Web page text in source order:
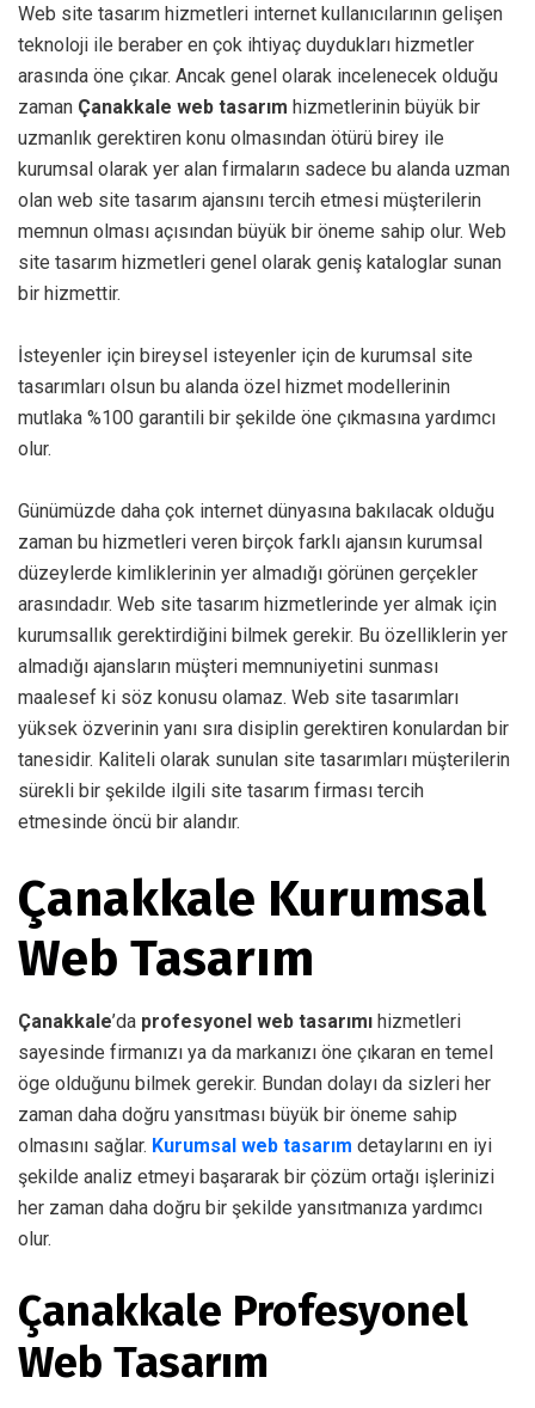
Web site tasarım hizmetleri internet kullanıcılarının gelişen
teknoloji ile beraber en çok ihtiyaç duydukları hizmetler
arasında öne çıkar. Ancak genel olarak incelenecek olduğu
zaman Çanakkale web tasarım hizmetlerinin büyük bir
uzmanlık gerektiren konu olmasından ötürü birey ile
kurumsal olarak yer alan firmaların sadece bu alanda uzman
olan web site tasarım ajansını tercih etmesi müşterilerin
memnun olması açısından büyük bir öneme sahip olur. Web
site tasarım hizmetleri genel olarak geniş kataloglar sunan
bir hizmettir.
İsteyenler için bireysel isteyenler için de kurumsal site
tasarımları olsun bu alanda özel hizmet modellerinin
mutlaka %100 garantili bir şekilde öne çıkmasına yardımcı
olur.
Günümüzde daha çok internet dünyasına bakılacak olduğu
zaman bu hizmetleri veren birçok farklı ajansın kurumsal
düzeylerde kimliklerinin yer almadığı görünen gerçekler
arasındadır. Web site tasarım hizmetlerinde yer almak için
kurumsallık gerektirdiğini bilmek gerekir. Bu özelliklerin yer
almadığı ajansların müşteri memnuniyetini sunması
maalesef ki söz konusu olamaz. Web site tasarımları
yüksek özverinin yanı sıra disiplin gerektiren konulardan bir
tanesidir. Kaliteli olarak sunulan site tasarımları müşterilerin
sürekli bir şekilde ilgili site tasarım firması tercih
etmesinde öncü bir alandır.
Çanakkale Kurumsal
Web Tasarım
Çanakkale’da profesyonel web tasarımı hizmetleri
sayesinde firmanızı ya da markanızı öne çıkaran en temel
öge olduğunu bilmek gerekir. Bundan dolayı da sizleri her
zaman daha doğru yansıtması büyük bir öneme sahip
olmasını sağlar. Kurumsal web tasarım detaylarını en iyi
şekilde analiz etmeyi başararak bir çözüm ortağı işlerinizi
her zaman daha doğru bir şekilde yansıtmanıza yardımcı
olur.
Çanakkale Profesyonel
Web Tasarım